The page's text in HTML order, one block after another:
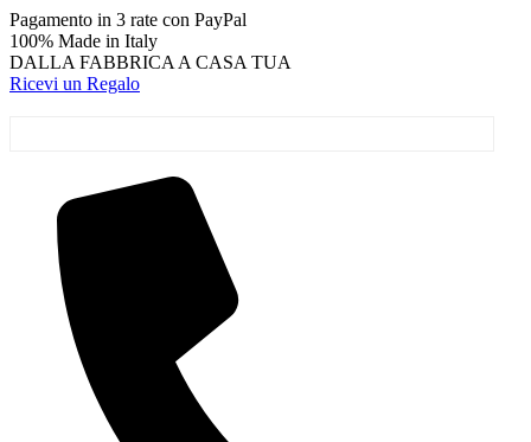
Vai
al
contenuto
Pagamento in 3 rate con PayPal
100% Made in Italy
DALLA FABBRICA A CASA TUA
Ricevi un Regalo